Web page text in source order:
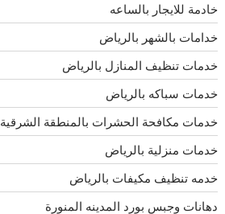
خادمة للايجار بالساعه
خدامات بالشهر بالرياض
خدمات تنظيف المنازل بالرياض
خدمات سباكه بالرياض
خدمات مكافحة الحشرات بالمنطقة الشرقية
خدمات منزلية بالرياض
خدمه تنظيف مكيفات بالرياض
دهانات وجبس بورد المدينه المنورة